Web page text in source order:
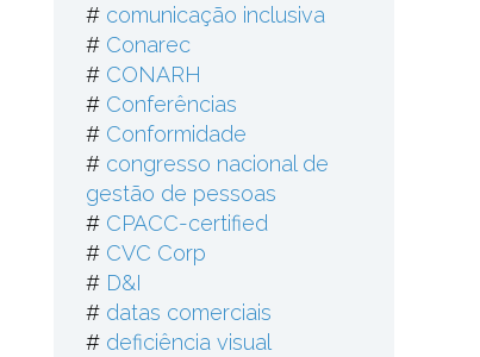
# comunicação inclusiva
# Conarec
# CONARH
# Conferências
# Conformidade
# congresso nacional de
gestão de pessoas
# CPACC-certified
# CVC Corp
# D&I
# datas comerciais
# deficiência visual